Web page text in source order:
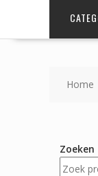
Home
Zoeken